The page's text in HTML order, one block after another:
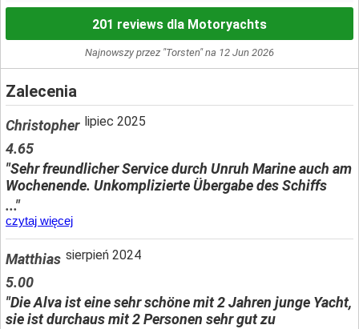
201 reviews dla Motoryachts
Najnowszy przez "Torsten" na 12 Jun 2026
Zalecenia
Christopher lipiec 2025
4.65
"Sehr freundlicher Service durch Unruh Marine auch am
Wochenende. Unkomplizierte Übergabe des Schiffs
..."
czytaj więcej
Matthias sierpień 2024
5.00
"Die Alva ist eine sehr schöne mit 2 Jahren junge Yacht,
sie ist durchaus mit 2 Personen sehr gut zu